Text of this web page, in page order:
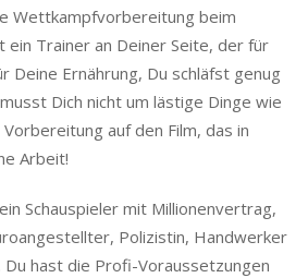
Wettkampfvorbereitung beim
ein Trainer an Deiner Seite, der für
Deine Ernährung, Du schläfst genug
Dich nicht um lästige Dinge wie
Vorbereitung auf den Film, das in
Arbeit!
Schauspieler mit Millionenvertrag,
Polizistin, Handwerker
hast die Profi-Voraussetzungen